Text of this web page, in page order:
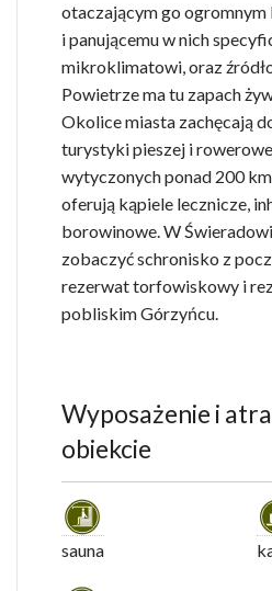
otaczającym go
i panującemu w nich
mikroklimatowi, oraz
Powietrze ma tu zapach
Okolice miasta zachęcają
turystyki pieszej i
wytyczonych ponad 200
oferują kąpiele lecznicze,
borowinowe. W
zobaczyć schronisko z
rezerwat torfowiskowy i
pobliskim Górzyńcu.
Wyposażenie i
obiekcie
sauna